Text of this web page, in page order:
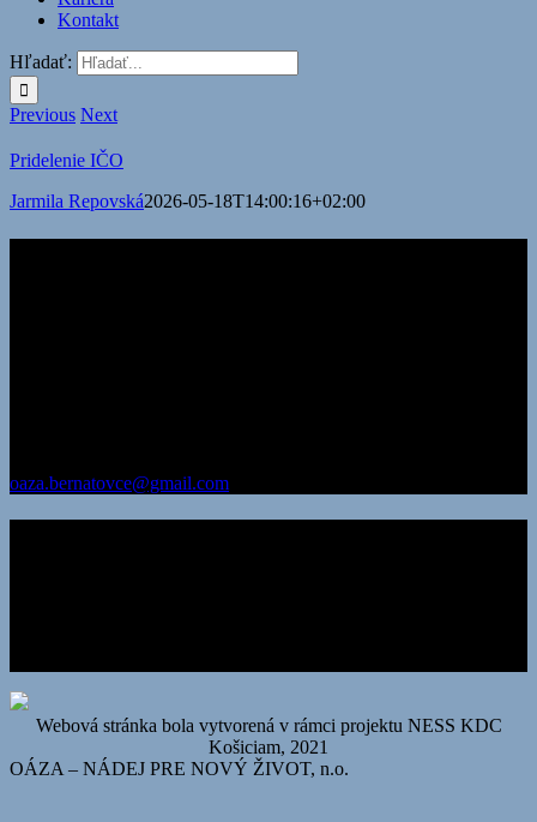
Kontakt
Hľadať:
Previous Next
Pridelenie IČO
Jarmila Repovská2026-05-18T14:00:16+02:00
oaza.bernatovce@gmail.com
Webová stránka bola vytvorená v rámci projektu NESS KDC
Košiciam, 2021
OÁZA – NÁDEJ PRE NOVÝ ŽIVOT, n.o.